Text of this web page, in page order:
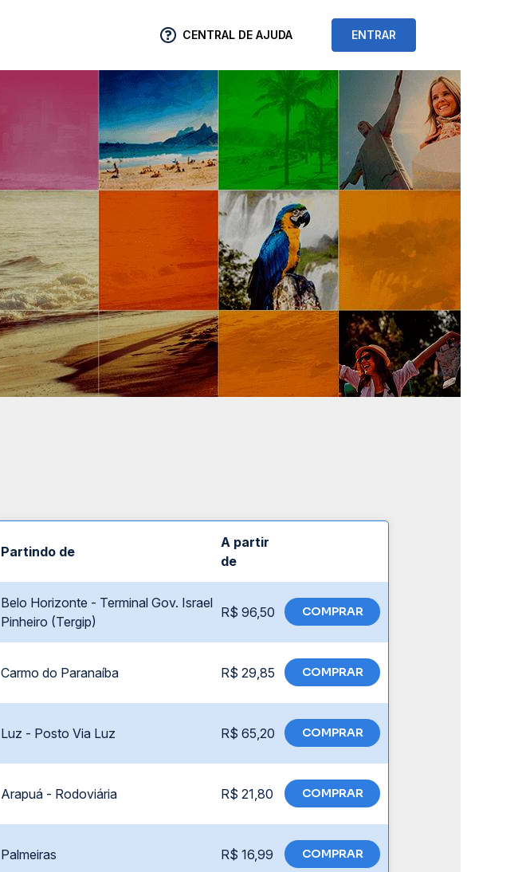
CENTRAL DE AJUDA ENTRAR
Partindo de
A partir
de
Belo Horizonte - Terminal Gov. Israel
Pinheiro (Tergip)
R$ 96,50 COMPRAR
Carmo do Paranaíba R$ 29,85 COMPRAR
Luz - Posto Via Luz R$ 65,20 COMPRAR
Arapuá - Rodoviária R$ 21,80 COMPRAR
Palmeiras R$ 16,99 COMPRAR